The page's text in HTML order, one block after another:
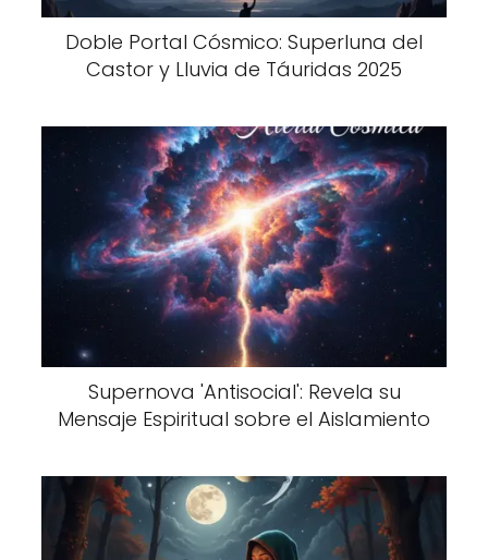
Doble Portal Cósmico: Superluna del
Castor y Lluvia de Táuridas 2025
Supernova 'Antisocial': Revela su
Mensaje Espiritual sobre el Aislamiento